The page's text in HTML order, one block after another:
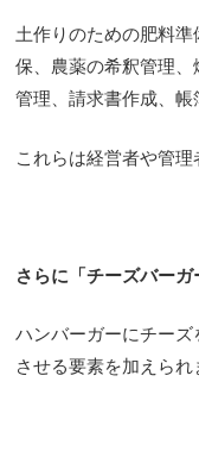
土作りのための肥料
保、農薬の希釈管理
管理、請求書作成、帳
これらは経営者や管理
さらに「チーズバーガ
ハンバーガーにチー
させる要素を加えられ